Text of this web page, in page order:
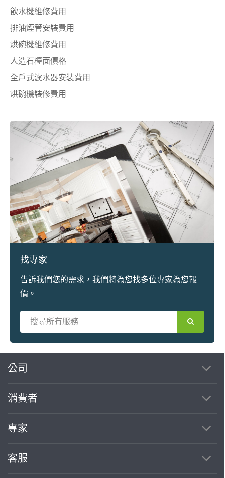
飲水機維修費用
排油煙管安裝費用
烘碗機維修費用
人造石檯面價格
全戶式濾水器安裝費用
烘碗機裝修費用
找專家
告訴我們您的需求，我們將為您找多位專家為您報
價。
公司
消費者
專家
客服
繼續完成